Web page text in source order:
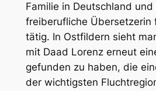
Familie in Deutschland und
freiberufliche Übersetzerin
tätig. In Ostfildern sieht
mit Daad Lorenz erneut
gefunden zu haben, die
der wichtigsten